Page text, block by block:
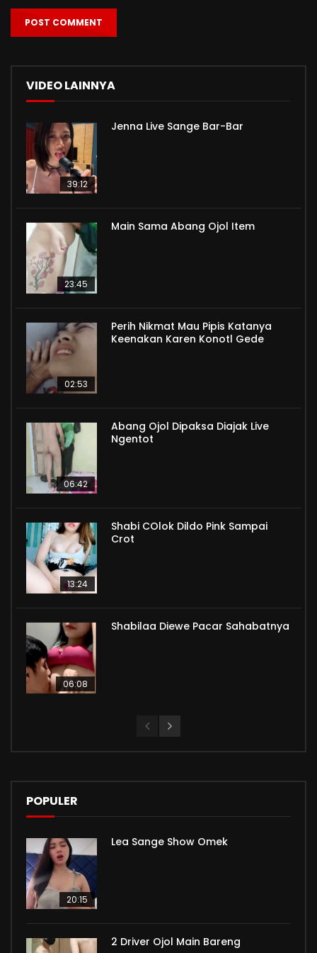
VIDEO LAINNYA
39:12
Jenna Live Sange Bar-Bar
23:45
Main Sama Abang Ojol Item
02:53
Perih Nikmat Mau Pipis Katanya
Keenakan Karen Konotl Gede
06:42
Abang Ojol Dipaksa Diajak Live
Ngentot
13:24
Shabi COlok Dildo Pink Sampai
Crot
06:08
Shabilaa Diewe Pacar Sahabatnya
POPULER
20:15
Lea Sange Show Omek
2 Driver Ojol Main Bareng